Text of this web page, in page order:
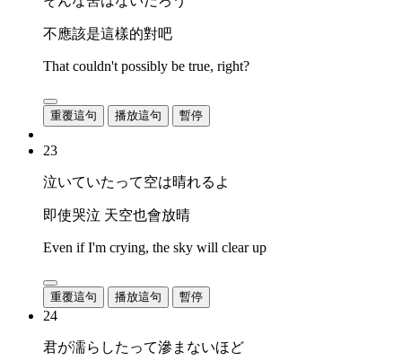
不應該是這樣的對吧
That couldn't possibly be true, right?
重覆這句 播放這句 暫停
23
泣いていたって空は晴れるよ
即使哭泣 天空也會放晴
Even if I'm crying, the sky will clear up
重覆這句 播放這句 暫停
24
君が濡らしたって滲まないほど